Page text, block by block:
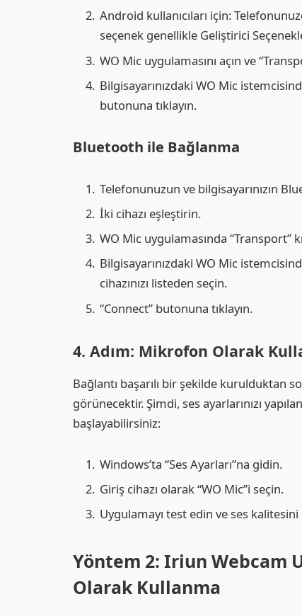
Android kullanıcıları için:
seçenek genellikle Geliştirici
WO Mic uygulamasını açın ve
Bilgisayarınızdaki WO Mic
butonuna tıklayın.
Bluetooth ile Bağlanma
Telefonunuzun ve bilgisayarınızın
İki cihazı eşleştirin.
WO Mic uygulamasında “Transport”
Bilgisayarınızdaki WO Mic
cihazınızı listeden seçin.
“Connect” butonuna tıklayın.
4. Adım: Mikrofon Olarak
Bağlantı başarılı bir şekilde kurulduktan
görünecektir. Şimdi, ses ayarlarınızı
başlayabilirsiniz:
Windows’ta “Ses Ayarları”na gidin.
Giriş cihazı olarak “WO Mic”i seçin.
Uygulamayı test edin ve ses
Yöntem 2: Iriun Webcam
Olarak Kullanma